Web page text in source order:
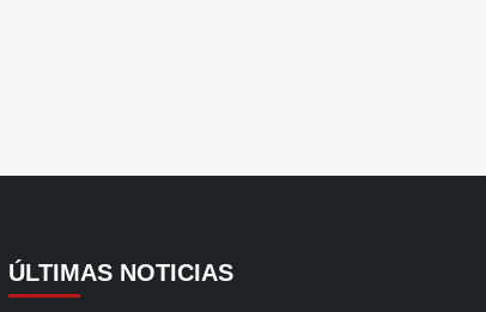
ÚLTIMAS NOTICIAS